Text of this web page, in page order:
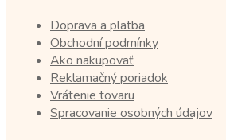
Doprava a platba
Obchodní podmínky
Ako nakupovať
Reklamačný poriadok
Vrátenie tovaru
Spracovanie osobných údajov